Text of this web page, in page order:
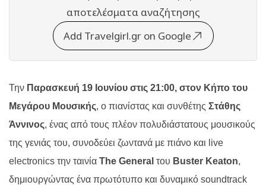
αποτελέσματα αναζήτησης
Add Travelgirl.gr on Google
Την Παρασκευή 19 Ιουνίου στις 21:00, στον Κήπο του
Μεγάρου Μουσικής, ο πιανίστας και συνθέτης Στάθης
Άννινος, ένας από τους πλέον πολυδιάστατους μουσικούς
της γενιάς του, συνοδεύει ζωντανά με πιάνο και live
electronics την ταινία The General του Buster Keaton,
δημιουργώντας ένα πρωτότυπο και δυναμικό soundtrack